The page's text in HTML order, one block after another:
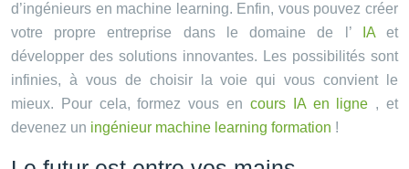
d’ingénieurs en machine learning. Enfin, vous pouvez créer
votre propre entreprise dans le domaine de l’
IAet
développer des solutions innovantes. Les possibilités sont
infinies, à vous de choisir la voie qui vous convient le
mieux. Pour cela, formez vous en cours IA en ligne , et
devenez un ingénieur machine learning formation !